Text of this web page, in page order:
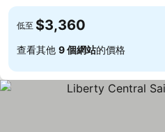
低至 $3,360
查看其他 9 個網站的價格